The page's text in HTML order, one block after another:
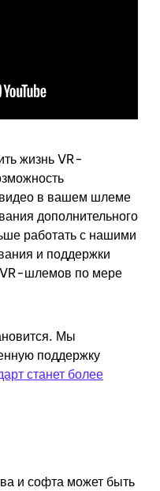
жизнь VR-
в вашем шлеме
дополнительного
работать с нашими
и поддержки
VR-шлемов по мере
Мы
поддержку
станет более
и софта может быть